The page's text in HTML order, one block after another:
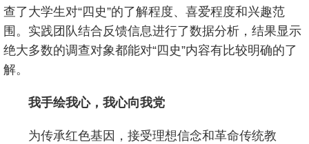
查了大学生对“四史”的了解程度、喜爱程度和兴趣范
围。实践团队结合反馈信息进行了数据分析，结果显示
绝大多数的调查对象都能对“四史”内容有比较明确的了
解。
我手绘我心，我心向我党
为传承红色基因，接受理想信念和革命传统教